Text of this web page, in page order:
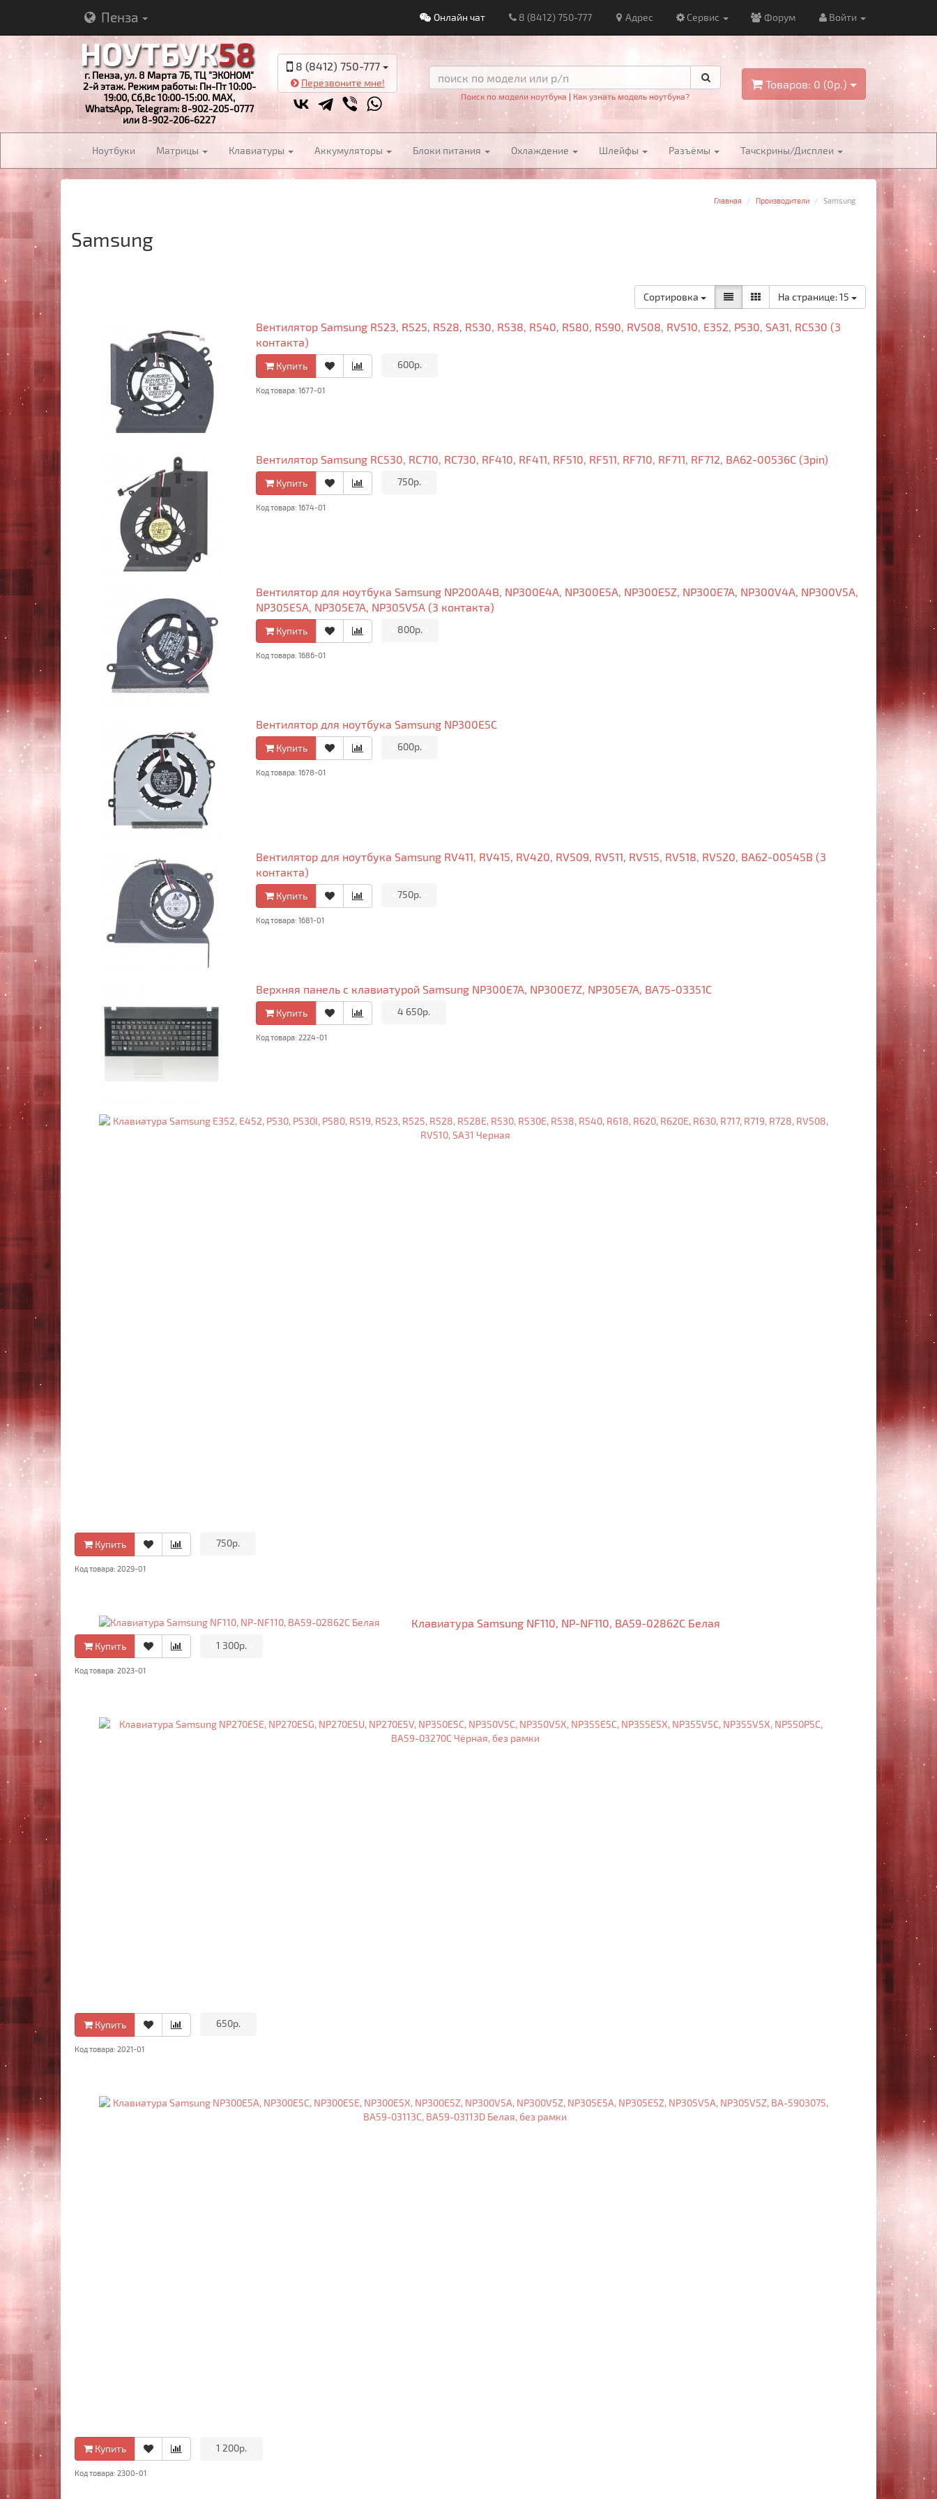
Пенза Онлайн чат 8 (8412) 750-777 Адрес Сервис Форум Войти
г. Пенза, ул. 8 Марта 7Б, ТЦ "ЭКОНОМ"
2-й этаж. Режим работы: Пн-Пт 10:00-
19:00, Сб,Вс 10:00-15:00. MAX,
WhatsApp, Telegram: 8-902-205-0777
или 8-902-206-6227
8 (8412) 750-777
Перезвоните мне!
Поиск по модели ноутбука | Как узнать модель ноутбука?
Товаров: 0 (0р.)
Ноутбуки Матрицы Клавиатуры Аккумуляторы Блоки питания Охлаждение Шлейфы Разъёмы Тачскрины/Дисплеи
Главная Производители Samsung
Samsung
Сортировка На странице:15
Вентилятор Samsung R523, R525, R528, R530, R538, R540, R580, R590, RV508, RV510, E352, P530, SA31, RC530 (3
контакта)
Купить 600р.
Код товара: 1677-01
Вентилятор Samsung RC530, RC710, RC730, RF410, RF411, RF510, RF511, RF710, RF711, RF712, BA62-00536C (3pin)
Купить 750р.
Код товара: 1674-01
Вентилятор для ноутбука Samsung NP200A4B, NP300E4A, NP300E5A, NP300E5Z, NP300E7A, NP300V4A, NP300V5A,
NP305E5A, NP305E7A, NP305V5A (3 контакта)
Купить 800р.
Код товара: 1686-01
Вентилятор для ноутбука Samsung NP300E5C
Купить 600р.
Код товара: 1678-01
Вентилятор для ноутбука Samsung RV411, RV415, RV420, RV509, RV511, RV515, RV518, RV520, BA62-00545B (3
контакта)
Купить 750р.
Код товара: 1681-01
Верхняя панель с клавиатурой Samsung NP300E7A, NP300E7Z, NP305E7A, BA75-03351C
Купить 4 650р.
Код товара: 2224-01
Клавиатура
Samsung
E352,
E452,
P530I,
P580,
R519,
R525,
R528,
R528E,
R717,
R719,
R728,
RV508,
SA31
Черная
Купить 750р.
Код товара: 2029-01
Клавиатура Samsung NF110, NP-NF110, BA59-02862C Белая
Купить 1 300р.
Код товара: 2023-01
Клавиатура
Samsung
NP270E5E,
NP270E5G,
NP270E5U,
NP350E5C,
NP350V5C,
NP355E5C,
NP355E5X,
NP355V5X,
NP550P5C,
BA59-
03270C
Чёрная,
рамки
Купить 650р.
Код товара: 2021-01
NP300E5A,
NP300E5C,
NP300E5E,
NP300E5X,
NP300V5A,
NP300V5Z,
NP305E5A,
NP305E5Z,
NP305V5A,
NP305V5Z,
BA59-
03113C,
BA59-
03113D
рамки
Купить 1 200р.
Код товара: 2300-01